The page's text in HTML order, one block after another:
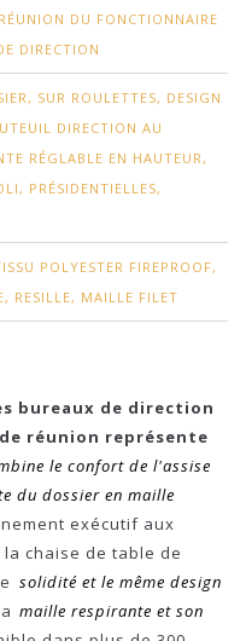
DU FONCTIONNAIRE
DIRECTION
SUR ROULETTES, DESIGN
DIRECTION AU
RÉGLABLE EN HAUTEUR,
PRÉSIDENTIELLES,
POLYESTER FIREPROOF,
RESILLE, MAILLE FILET
bureaux de direction
réunion représente
le confort de l'assise
du dossier en maille
exécutif aux
chaise de table de
solidité et le même design
maille respirante et son